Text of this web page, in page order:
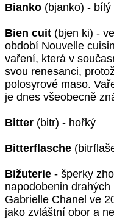
Bianko (bjanko) - bílý
Bien cuit (bjen ki) -
období Nouvelle
vaření, která v
svou renesanci,
polosyrové maso.
je dnes všeobecně
Bitter (bitr) - hořký
Bitterflasche
Bižuterie - šperky
napodobenin
Gabrielle Chanel ve
jako zvláštní obor a